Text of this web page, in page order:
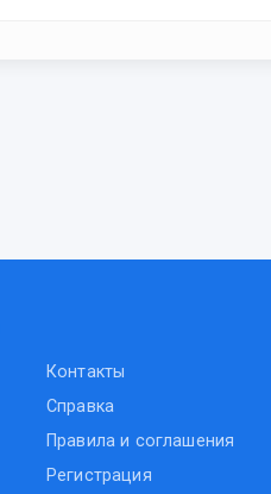
Контакты
Справка
Правила и соглашения
Регистрация